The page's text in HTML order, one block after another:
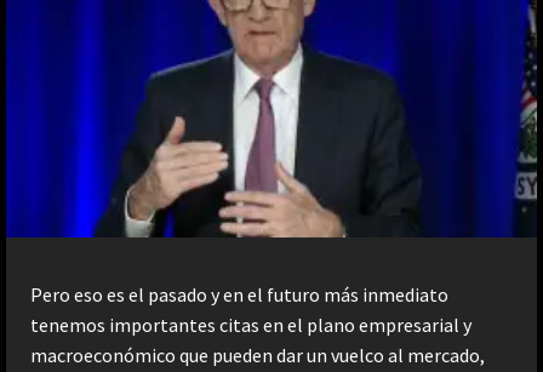
Pero eso es el pasado y en el futuro más inmediato
tenemos importantes citas en el plano empresarial y
macroeconómico que pueden dar un vuelco al mercado,